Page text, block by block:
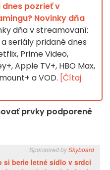
dnes pozrieť v
Novinky dňa
dňa v streamovaní:
seriály pridané dnes
Prime Video,
Apple TV+, HBO Max,
a VOD. [Čítaj
prvky podporené